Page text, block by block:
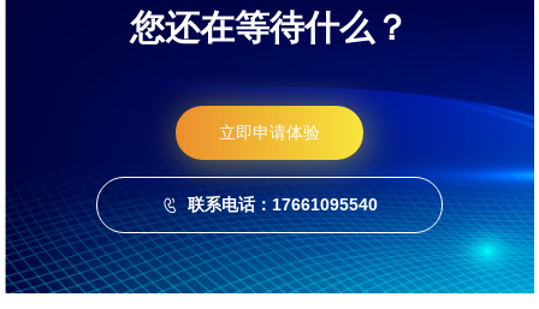
您还在等待什么？
立即申请体验
 联系电话：17661095540